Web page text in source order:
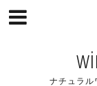
ナチュラ